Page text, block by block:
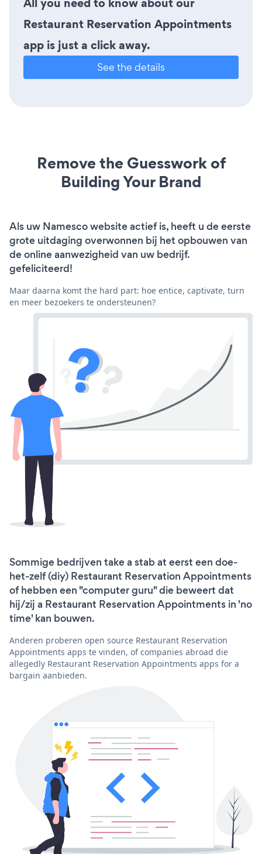
Restaurant Reservation Appointments
app is just a click away.
See the details
Remove the Guesswork of
Building Your Brand
Als uw Namesco website actief is, heeft u de eerste
grote uitdaging overwonnen bij het opbouwen van
de online aanwezigheid van uw bedrijf.
gefeliciteerd!
Maar daarna komt the hard part: hoe entice, captivate, turn
en meer bezoekers te ondersteunen?
Sommige bedrijven take a stab at eerst een doe-
het-zelf (diy) Restaurant Reservation Appointments
of hebben een "computer guru" die beweert dat
hij/zij a Restaurant Reservation Appointments in 'no
time' kan bouwen.
Anderen proberen open source Restaurant Reservation
Appointments apps te vinden, of companies abroad die
allegedly Restaurant Reservation Appointments apps for a
bargain aanbieden.